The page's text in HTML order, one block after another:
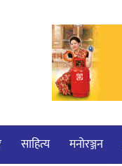
साहित्य मनाेरञ्जन